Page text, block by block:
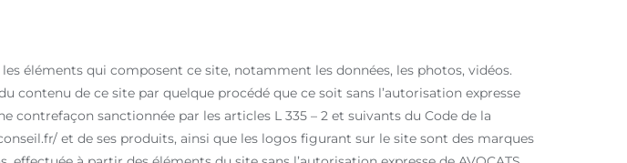
éléments qui composent ce site, notamment les données, les photos, vidéos.
de ce site par quelque procédé que ce soit sans l’autorisation expresse
contrefaçon sanctionnée par les articles L 335 – 2 et suivants du Code de la
et de ses produits, ainsi que les logos figurant sur le site sont des marques